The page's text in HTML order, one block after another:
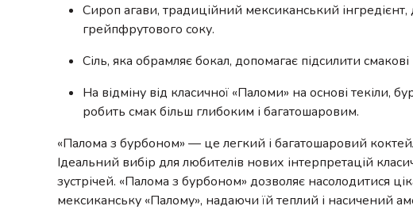
Сироп агави, традиційний мексиканський
грейпфрутового соку.
Сіль, яка обрамляє бокал, допомагає підсилити
На відміну від класичної «Паломи» на основі текіли,
робить смак більш глибоким і багатошаровим.
«Палома з бурбоном» — це легкий і багатошаровий
Ідеальний вибір для любителів нових інтерпретацій
зустрічей. «Палома з бурбоном» дозволяє насолодитися
мексиканську «Палому», надаючи їй теплий і насичений